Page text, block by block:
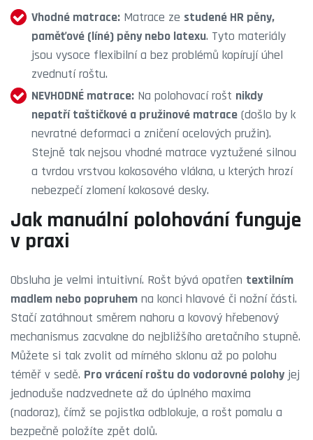
Vhodné matrace: Matrace ze studené HR pěny,
paměťové (líné) pěny nebo latexu. Tyto materiály
jsou vysoce flexibilní a bez problémů kopírují úhel
zvednutí roštu.
NEVHODNÉ matrace: Na polohovací rošt nikdy
nepatří taštičkové a pružinové matrace (došlo by k
nevratné deformaci a zničení ocelových pružin).
Stejně tak nejsou vhodné matrace vyztužené silnou
a tvrdou vrstvou kokosového vlákna, u kterých hrozí
nebezpečí zlomení kokosové desky.
Jak manuální polohování funguje
v praxi
Obsluha je velmi intuitivní. Rošt bývá opatřen textilním
madlem nebo popruhem na konci hlavové či nožní části.
Stačí zatáhnout směrem nahoru a kovový hřebenový
mechanismus zacvakne do nejbližšího aretačního stupně.
Můžete si tak zvolit od mírného sklonu až po polohu
téměř v sedě. Pro vrácení roštu do vodorovné polohy jej
jednoduše nadzvednete až do úplného maxima
(nadoraz), čímž se pojistka odblokuje, a rošt pomalu a
bezpečně položíte zpět dolů.